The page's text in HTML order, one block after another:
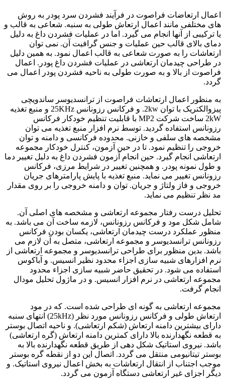
اعمال ارتعاضات فراصوت در فرآیند فشردن سرد پودر به روش
های مختلفی مانند اعمال ارتعاش طولی به سنبه. شعاعی به قالب و
یا ترکیبی از آنها انجام می گیرد. اما در عملیات فشردن داغ به دلیل
دمای بالای قالب حین عملیات و جنس گرافیت آن. نمی توان
ارتعاشات را به صورت شعاعی به قالب اعمال نمود. به همین دلیل
در طراحی چیدمان ارتعاشی در عملیات فشردن داغ پودر. اعمال
فراصوت از بالا و به صورت طولی به ناحیه فشردن پودر اعمال می
گردد.
به منظور اعمال ارتعاشات فراصوت از ترانسدیوسر ساندویچی
پیزوالکتریک با توان 2kw. و فرکانس رزونانس 25KHz و منبع تغذیه
2kW ساخت شرکت MP2 با قابلیت تنظیم خودکار فرکانس
رزونانس استفاده گردید. توسط نرم افزار منبع تغذیه می توان
مشخصه های سلفی و خازنی. محدوده فرکانسی و دامنه و توان
خروجی را تنظیم نمود. تا در حین آزمون، کنترل خودکار مجموعه
ارتعاشی انجام گیرد. حین انجام آزمون فشردن داغ به دلیل تغییر دما
و طول نمونه پودر. و همچنین تغییر در شرایط مرزی، فرکانس
رزونانس تغییر می نماید. منبع تغذیه با پایش پارامترهای جریان
خروجی و فاز ولتاژ و جریان. توان و دامنه خروجی را بر روی مقدار
مد نظر تنظیم می نماید.
تحلیل درست رفتار مجموعه ارتعاشی و مشخصه های اصلی آن.
شامل شکل مود و فرکانس رزونانس، لازمه ساخت آن می باشد. به
منظور عملکرد درست چیدمان ارتعاشی، یکسان بودن فرکانس
رزونانس ترانسدیوسر و مجموعه ارتعاشی، متصل به آن لازم می
باشد. بدین منظور برای طراحی ترانسدیوسر و مجموعه ارتعاشی از
نرم افزارهای شبیه سازی اجزاء محدود نظیر انسیس. و آباکوس
استفاده می شود. در تحقیق حاضر شبیه سازی اجزاء محدود
مجموعه ارتعاشی در نرم افزار انسیس. و در ماژول تحلیل مودال
انجام گرفت.
مجموعه ارتعاشی به گونه ای طراحی شده است. که در مود
ارتعاش طولی و فرکانس رزونانس مورد نظر (25kHz) انتهای سنبه
دارای بیشترین دامنه ارتعاش (شکم ارتعاشی). و ناحیه اتصال بوستر
به قطعه نگهدارنده بالا دارای کمترین دامنه ارتعاش (گره ارتعاشی)
باشد. نیروی استاتیک شکل دهی از طریق قطعه نگهدارنده بالا به
بوستر تیتانیومی منتقل می گردد. اتصال این دو از نقطه گره بوستر
موجب اجتناب از انتقال ارتعاشات به بخش اعمال نیروی استاتیک. و
دیگر اجزای غیر ارتعاشی دستگاه آزمون می گردد.